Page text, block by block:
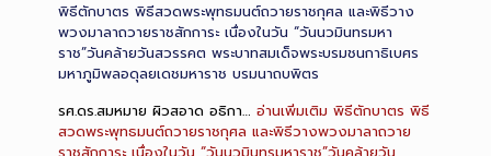
พิธีตักบาตร พิธีสวดพระพุทธมนต์ถวายราชกุศล และพิธีวาง
พวงมาลาถวายราชสักการะ เนื่องในวัน “วันนวมินทรมหา
ราช”วันคล้ายวันสวรรคต พระบาทสมเด็จพระบรมชนกาธิเบศร
มหาภูมิพลอดุลยเดชมหาราช บรมนาถบพิตร
รศ.ดร.สมหมาย ผิวสอาด อธิกา… อ่านเพิ่มเติม พิธีตักบาตร พิธี
สวดพระพุทธมนต์ถวายราชกุศล และพิธีวางพวงมาลาถวาย